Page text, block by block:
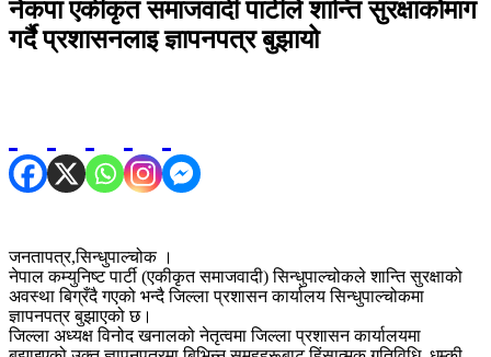
नेकपा एकीकृत समाजवादी पार्टीले शान्ति सुरक्षाकोमाग
गर्दै प्रशासनलाइ ज्ञापनपत्र बुझायो
जनतापत्र,सिन्धुपाल्चोक ।
नेपाल कम्युनिष्ट पार्टी (एकीकृत समाजवादी) सिन्धुपाल्चोकले शान्ति सुरक्षाको
अवस्था बिग्रँदै गएको भन्दै जिल्ला प्रशासन कार्यालय सिन्धुपाल्चोकमा
ज्ञापनपत्र बुझाएको छ।
जिल्ला अध्यक्ष विनोद खनालको नेतृत्वमा जिल्ला प्रशासन कार्यालयमा